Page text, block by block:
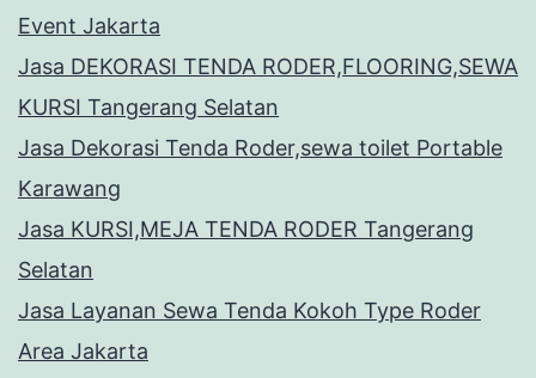
Event Jakarta
Jasa DEKORASI TENDA RODER,FLOORING,SEWA
KURSI Tangerang Selatan
Jasa Dekorasi Tenda Roder,sewa toilet Portable
Karawang
Jasa KURSI,MEJA TENDA RODER Tangerang
Selatan
Jasa Layanan Sewa Tenda Kokoh Type Roder
Area Jakarta